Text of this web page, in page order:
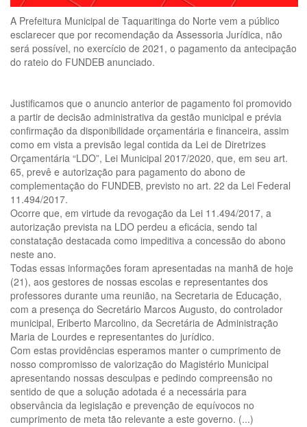
A Prefeitura Municipal de Taquaritinga do Norte vem a público
esclarecer que por recomendação da Assessoria Jurídica, não
será possível, no exercício de 2021, o pagamento da antecipação
do rateio do FUNDEB anunciado.
Justificamos que o anuncio anterior de pagamento foi promovido
a partir de decisão administrativa da gestão municipal e prévia
confirmação da disponibilidade orçamentária e financeira, assim
como em vista a previsão legal contida da Lei de Diretrizes
Orçamentária “LDO”, Lei Municipal 2017/2020, que, em seu art.
65, prevê e autorização para pagamento do abono de
complementação do FUNDEB, previsto no art. 22 da Lei Federal
11.494/2017.
Ocorre que, em virtude da revogação da Lei 11.494/2017, a
autorização prevista na LDO perdeu a eficácia, sendo tal
constatação destacada como impeditiva a concessão do abono
neste ano.
Todas essas informações foram apresentadas na manhã de hoje
(21), aos gestores de nossas escolas e representantes dos
professores durante uma reunião, na Secretaria de Educação,
com a presença do Secretário Marcos Augusto, do controlador
municipal, Eriberto Marcolino, da Secretária de Administração
Maria de Lourdes e representantes do jurídico.
Com estas providências esperamos manter o cumprimento de
nosso compromisso de valorização do Magistério Municipal
apresentando nossas desculpas e pedindo compreensão no
sentido de que a solução adotada é a necessária para
observância da legislação e prevenção de equívocos no
cumprimento de meta tão relevante a este governo. (...)